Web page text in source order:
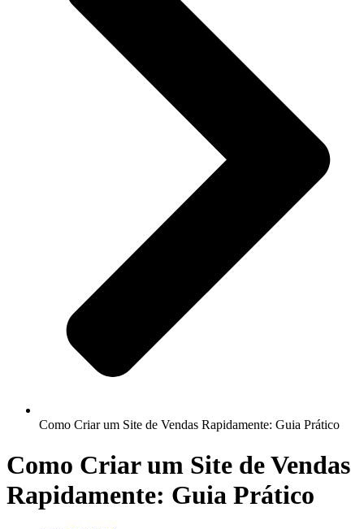
Como Criar um Site de Vendas Rapidamente: Guia Prático
Como Criar um Site de Vendas
Rapidamente: Guia Prático